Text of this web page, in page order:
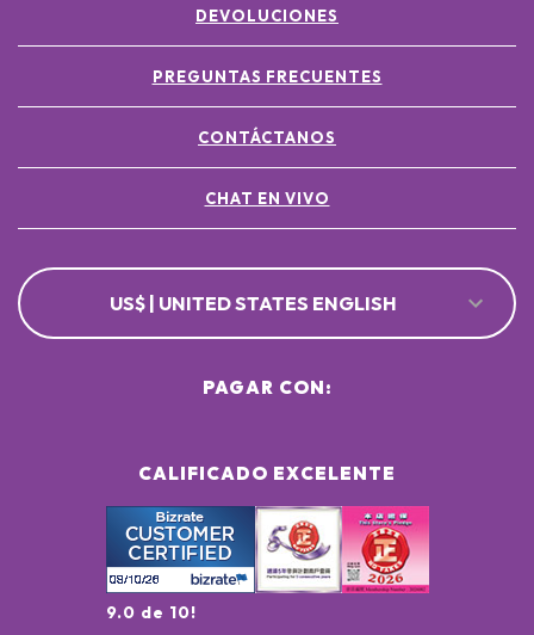
DEVOLUCIONES
PREGUNTAS FRECUENTES
CONTÁCTANOS
CHAT EN VIVO
US$ | UNITED STATES ENGLISH
CALIFICADO EXCELENTE
9.0 de 10!
PAGAR CON: